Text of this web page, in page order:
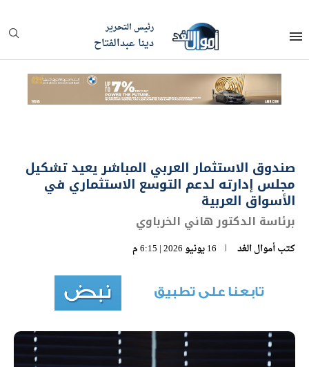
رئيس التحرير
دينا عبدالفتاح
صندوق الاستثمار العربي المباشر يعيد تشكيل
مجلس إدارته لدعم التوسع الاستثماري في
الأسواق العربية
برئاسة الدكتور هاني الخرباوي
كتبأموال الغد 16 يونيو 2026 | 6:15 م